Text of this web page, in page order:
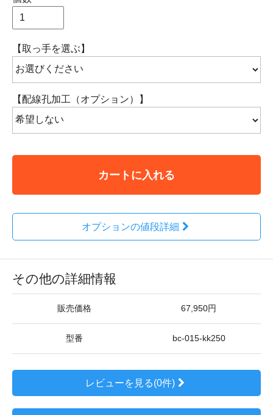
【取っ手を選ぶ】
【配線孔加工（オプション）】
カートに入れる
オプションの値段詳細
その他の詳細情報
販売価格 67,950円
型番 bc-015-kk250
レビューを見る(0件)